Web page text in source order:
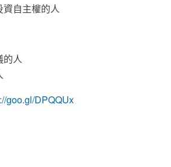
自主權的人
的人
goo.gl/DPQQUx